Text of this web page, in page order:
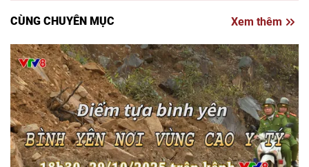
CÙNG CHUYÊN MỤC Xem thêm